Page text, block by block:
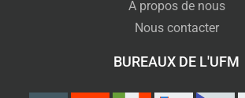
A propos de nous
Nous contacter
BUREAUX DE L'UFM